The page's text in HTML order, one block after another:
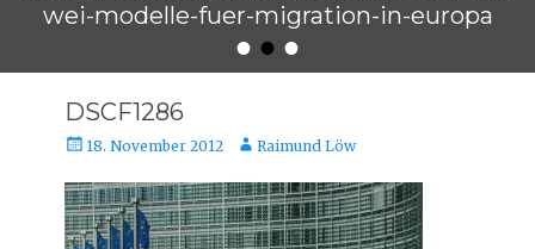
•••
wei-modelle-fuer-migration-in-europa
Raimund Löw
DSCF1286
Veröffentlicht
18. November 2012 AutorRaimund Löw